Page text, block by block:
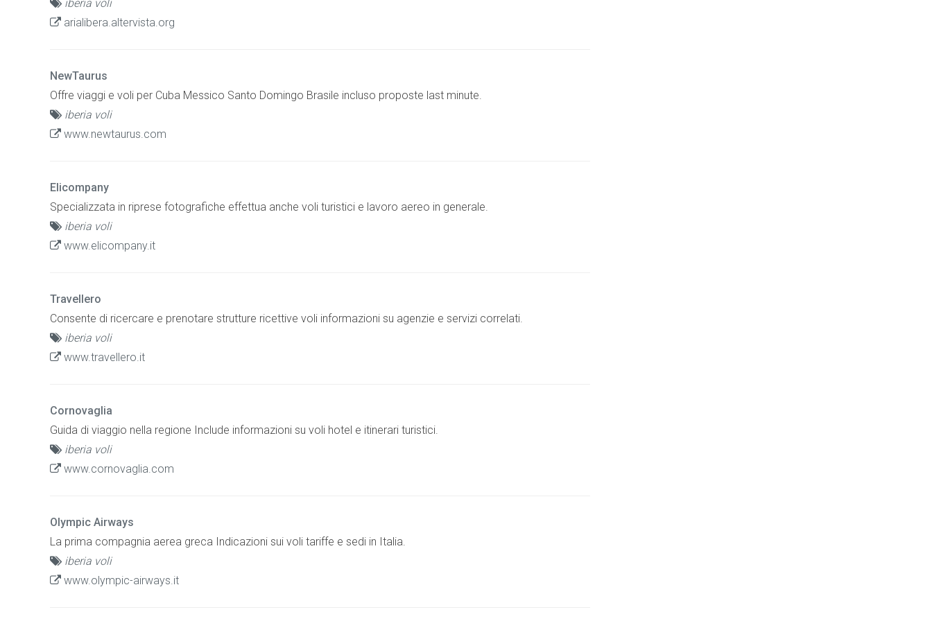
iberia voli
arialibera.altervista.org
NewTaurus
Offre viaggi e voli per Cuba Messico Santo Domingo Brasile incluso proposte last minute.
iberia voli
www.newtaurus.com
Elicompany
Specializzata in riprese fotografiche effettua anche voli turistici e lavoro aereo in generale.
iberia voli
www.elicompany.it
Travellero
Consente di ricercare e prenotare strutture ricettive voli informazioni su agenzie e servizi correlati.
iberia voli
www.travellero.it
Cornovaglia
Guida di viaggio nella regione Include informazioni su voli hotel e itinerari turistici.
iberia voli
www.cornovaglia.com
Olympic Airways
La prima compagnia aerea greca Indicazioni sui voli tariffe e sedi in Italia.
iberia voli
www.olympic-airways.it